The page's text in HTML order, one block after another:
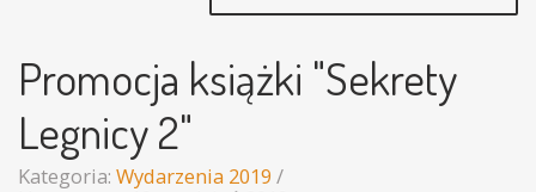
Promocja książki "Sekrety
Legnicy 2"
Kategoria: Wydarzenia 2019